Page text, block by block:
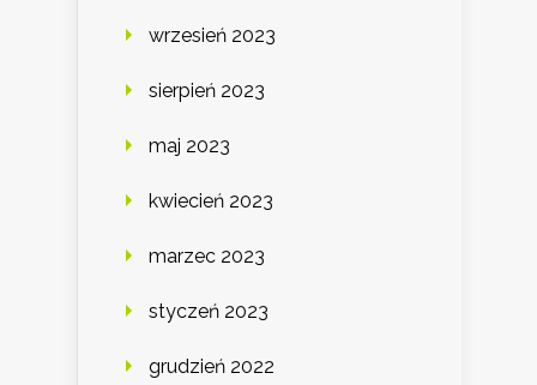
wrzesień 2023
sierpień 2023
maj 2023
kwiecień 2023
marzec 2023
styczeń 2023
grudzień 2022